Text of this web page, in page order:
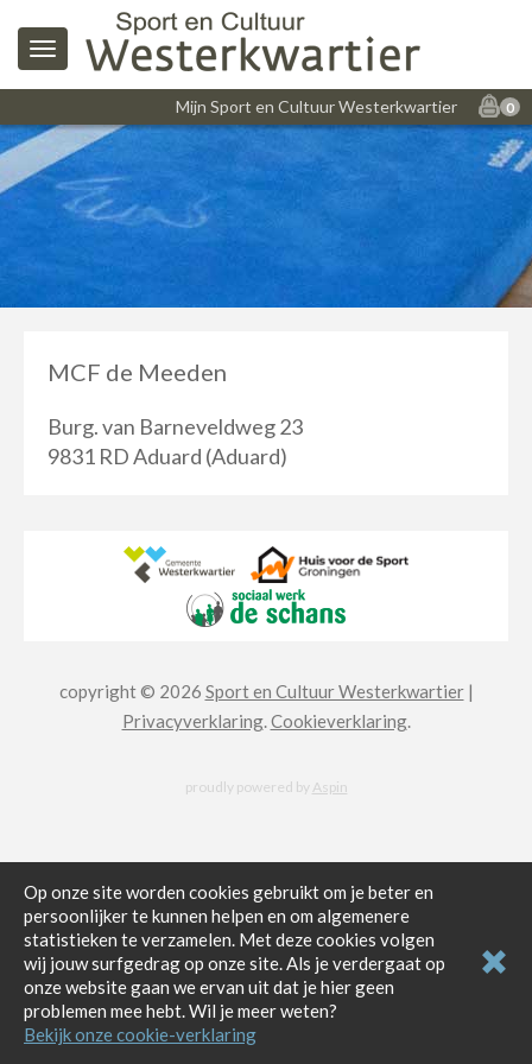
Op onze site worden cookies gebruikt om je beter en
persoonlijker te kunnen helpen en om algemenere
statistieken te verzamelen. Met deze cookies volgen
wij jouw surfgedrag op onze site. Als je verdergaat op
onze website gaan we ervan uit dat je hier geen
problemen mee hebt. Wil je meer weten?
Bekijk onze cookie-verklaring
Mijn Sport en Cultuur Westerkwartier 0
MCF de Meeden
Burg. van Barneveldweg 23
9831 RD Aduard (Aduard)
copyright © 2026 Sport en Cultuur Westerkwartier|
Privacyverklaring.Cookieverklaring.
proudly powered by Aspin